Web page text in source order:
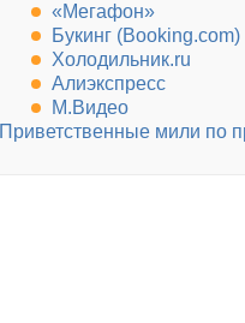
«Мегафон»
Букинг (Booking.com)
Холодильник.ru
Алиэкспресс
М.Видео
Приветственные мили по